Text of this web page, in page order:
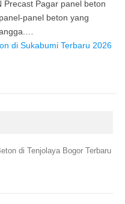
Precast Pagar panel beton
panel beton yang
di Sukabumi Terbaru 2026
di Tenjolaya Bogor Terbaru